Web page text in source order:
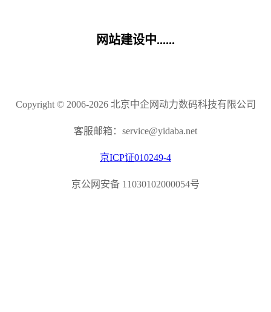
网站建设中......
Copyright © 2006-2026 北京中企网动力数码科技有限公司
客服邮箱：service@yidaba.net
京ICP证010249-4
京公网安备 11030102000054号